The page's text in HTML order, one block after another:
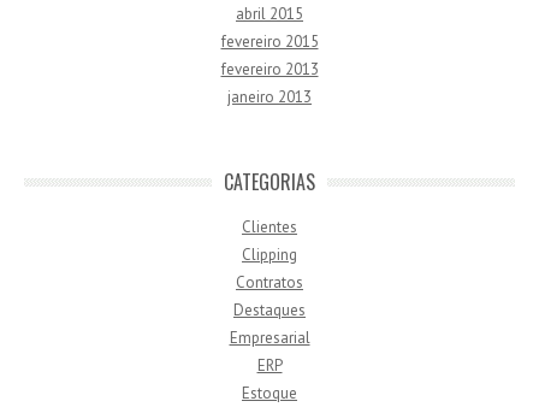
abril 2015
fevereiro 2015
fevereiro 2013
janeiro 2013
CATEGORIAS
Clientes
Clipping
Contratos
Destaques
Empresarial
ERP
Estoque